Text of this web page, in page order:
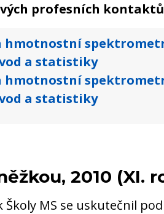
profesních kontaktů
hmotnostní
a statistiky
hmotnostní
a statistiky
2010 (XI.
Školy MS se uskutečnil